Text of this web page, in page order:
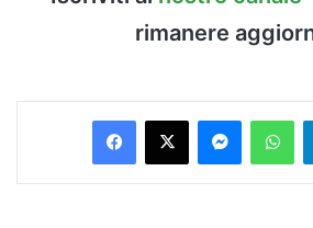
rimanere
Facebook
X